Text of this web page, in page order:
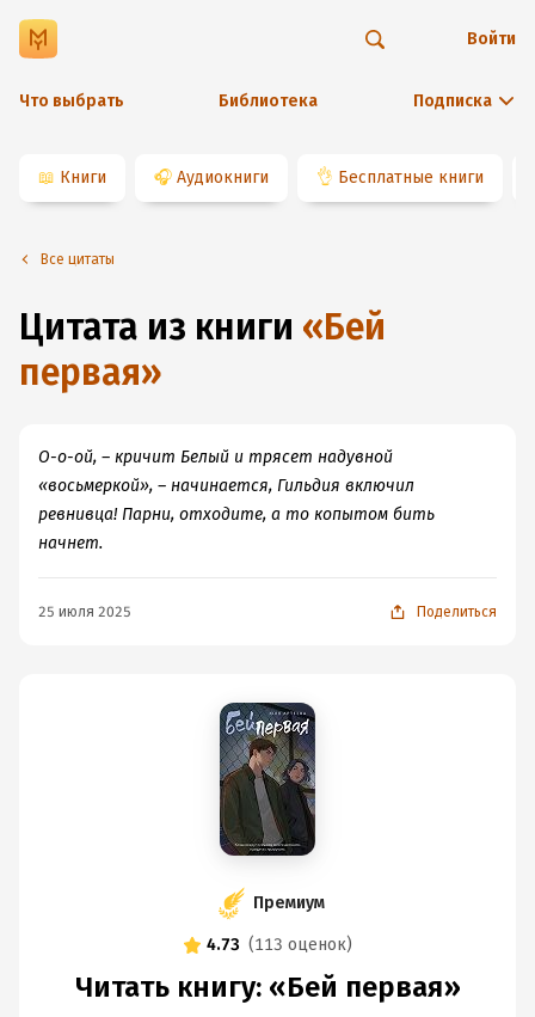
Что выбрать Библиотека Подписка
Войти
📖 Книги 🎧 Аудиокниги 👌 Бесплатные книги
Все цитаты
Цитата из книги «Бей
первая»
О-о-ой, – кричит Белый и трясет надувной
«восьмеркой», – начинается, Гильдия включил
ревнивца! Парни, отходите, а то копытом бить
начнет.
25 июля 2025 Поделиться
Премиум
4.73 (113 оценок)
Читать книгу: «Бей первая»